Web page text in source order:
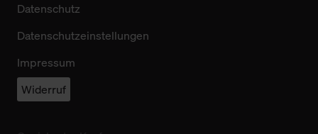
Datenschutz
Datenschutzeinstellungen
Impressum
Widerruf